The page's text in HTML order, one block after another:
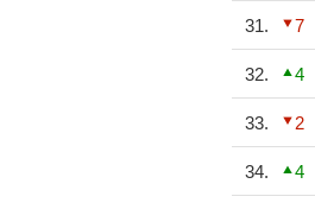
31. 7
32. 4
33. 2
34. 4